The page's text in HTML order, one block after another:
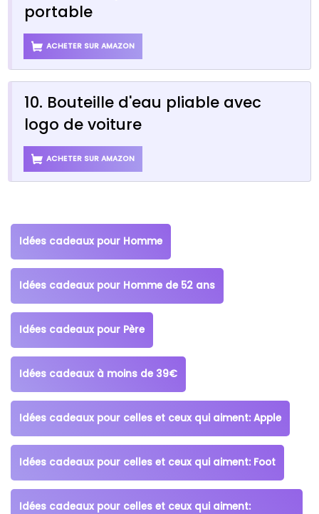
portable
ACHETER SUR AMAZON
10. Bouteille d'eau pliable avec
logo de voiture
ACHETER SUR AMAZON
Idées cadeaux pour Homme
Idées cadeaux pour Homme de 52 ans
Idées cadeaux pour Père
Idées cadeaux à moins de 39€
Idées cadeaux pour celles et ceux qui aiment: Apple
Idées cadeaux pour celles et ceux qui aiment: Foot
Idées cadeaux pour celles et ceux qui aiment: